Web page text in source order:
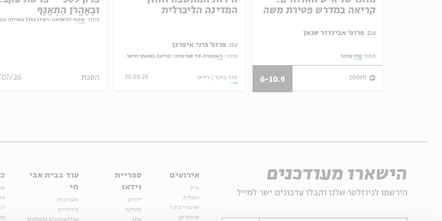
וּבְאַהֲרֹן הִתְאַנַּף
מתוך: מקור להשראה: רעיון גדול באריזה
הסכת 26
המדינה הליברלית
עם: פרופ' פיני איפרגן
מתוך: האופציה של שפינוזה: קריאה במאמר תיאולוגי־מדיני
סדר בוקר וידאו 06.08.26
קריאה במדרש פטירת משה
עם:
מתוך:סדר בוקר
zoom
6-10.9
הישארו מעודכנים
הירשמו לניוזלטר שלנו וקבלו עדכונים ישר למייל
אירועים
עיון
אנגלית
שיעורי בוקר
מיוחדים
ספריית
וידאו
ילדים
מוזיקה
עיון
עוד בבית אבי
חי
תערוכות
מיוחדים
פודקאסטים מומלצים